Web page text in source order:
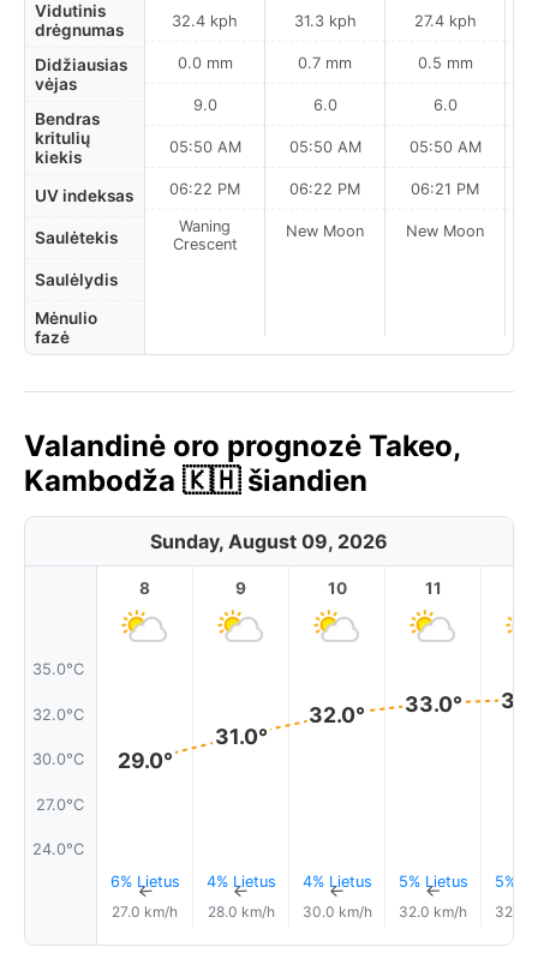
Vidutinis
drėgnumas
Didžiausias
vėjas
Bendras
kritulių
kiekis
UV indeksas
Saulėtekis
Saulėlydis
Mėnulio
fazė
32.4 kph
0.0 mm
9.0
05:50 AM
06:22 PM
Waning
Crescent
31.3 kph
0.7 mm
6.0
05:50 AM
06:22 PM
New Moon
27.4 kph
0.5 mm
6.0
05:50 AM
06:21 PM
New Moon
Valandinė oro prognozė Takeo,
Kambodža 🇰🇭 šiandien
Sunday, August 09, 2026
35.0°C
32.0°C
30.0°C
27.0°C
24.0°C
8
29.0°
6% Lietus
↑
27.0 km/h
9
31.0°
4% Lietus
↑
28.0 km/h
10
32.0°
4% Lietus
↑
30.0 km/h
11
33.0°
5% Lietus
↑
32.0 km/h
5%
32.0